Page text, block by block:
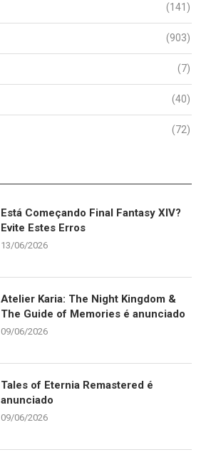
(141)
(903)
(7)
(40)
(72)
Está Começando Final Fantasy XIV?
Evite Estes Erros
13/06/2026
Atelier Karia: The Night Kingdom &
The Guide of Memories é anunciado
09/06/2026
Tales of Eternia Remastered é
anunciado
09/06/2026